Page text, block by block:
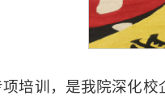
培训，是我院深化